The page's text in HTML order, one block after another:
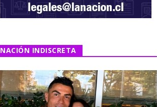
NACIÓN INDISCRETA